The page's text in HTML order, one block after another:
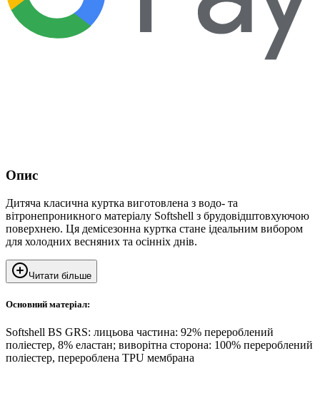
Опис
Дитяча класична куртка виготовлена з водо- та
вітронепроникного матеріалу Softshell з брудовідштовхуючою
поверхнею. Ця демісезонна куртка стане ідеальним вибором
для холодних весняних та осінніх днів.
Читати більше
Основний матеріал:
Softshell BS GRS: лицьова частина: 92% перероблений
поліестер, 8% еластан; виворітна сторона: 100% перероблений
поліестер, перероблена TPU мембрана